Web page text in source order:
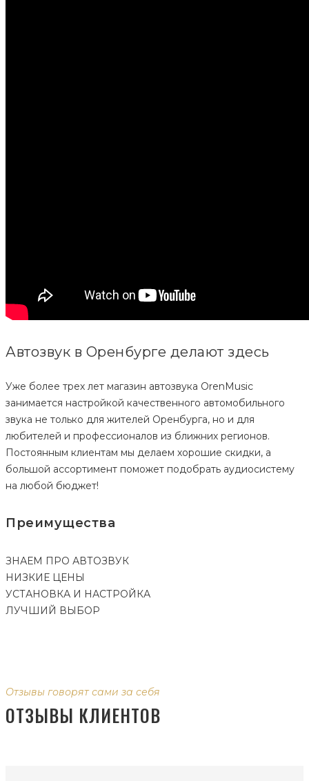
Автозвук в Оренбурге делают здесь
Уже более трех лет магазин автозвука OrenMusic
занимается настройкой качественного автомобильного
звука не только для жителей Оренбурга, но и для
любителей и профессионалов из ближних регионов.
Постоянным клиентам мы делаем хорошие скидки, а
большой ассортимент поможет подобрать аудиосистему
на любой бюджет!
Преимущества
ЗНАЕМ ПРО АВТОЗВУК
НИЗКИЕ ЦЕНЫ
УСТАНОВКА И НАСТРОЙКА
ЛУЧШИЙ ВЫБОР
Отзывы говорят сами за себя
ОТЗЫВЫ КЛИЕНТОВ